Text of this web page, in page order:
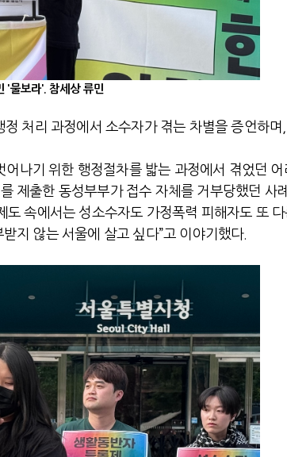
'물보라'. 참세상 류민
처리 과정에서 소수자가 겪는 차별을 증언하며,
나기 위한 행정절차를 밟는 과정에서 겪었던 어
제출한 동성부부가 접수 자체를 거부당했던 사
도 속에서는 성소수자도 가정폭력 피해자도 또 다
지 않는 서울에 살고 싶다”고 이야기했다.